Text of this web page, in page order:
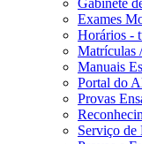
Gabinete
Exames
Horários -
Matrículas
Manuais
Portal do
Provas
Serviço de